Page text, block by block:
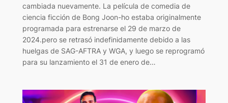
cambiada nuevamente. La película de comedia de
ciencia ficción de Bong Joon-ho estaba originalmente
programada para estrenarse el 29 de marzo de
2024.pero se retrasó indefinidamente debido a las
huelgas de SAG-AFTRA y WGA, y luego se reprogramó
para su lanzamiento el 31 de enero de…